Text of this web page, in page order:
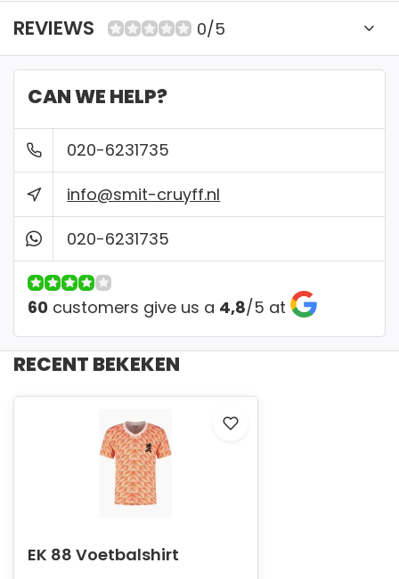
REVIEWS 0/5
CAN WE HELP?
020-6231735
info@smit-cruyff.nl
020-6231735
60 customers give us a 4,8/5 at
RECENT BEKEKEN
EK 88 Voetbalshirt